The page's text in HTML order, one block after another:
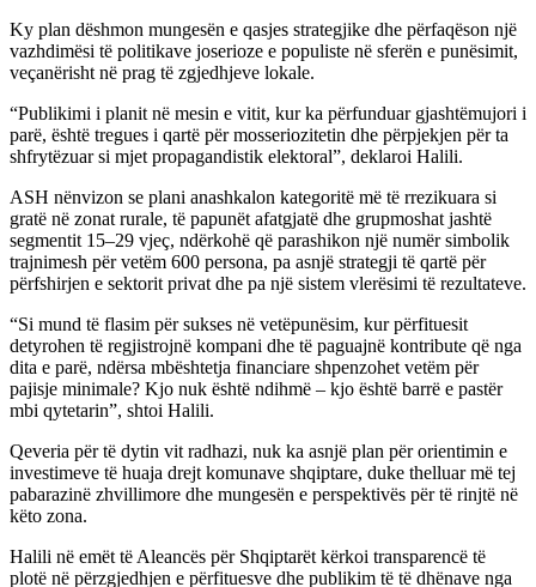
Ky plan dëshmon mungesën e qasjes strategjike dhe përfaqëson një
vazhdimësi të politikave joserioze e populiste në sferën e punësimit,
veçanërisht në prag të zgjedhjeve lokale.
“Publikimi i planit në mesin e vitit, kur ka përfunduar gjashtëmujori i
parë, është tregues i qartë për mosseriozitetin dhe përpjekjen për ta
shfrytëzuar si mjet propagandistik elektoral”, deklaroi Halili.
ASH nënvizon se plani anashkalon kategoritë më të rrezikuara si
gratë në zonat rurale, të papunët afatgjatë dhe grupmoshat jashtë
segmentit 15–29 vjeç, ndërkohë që parashikon një numër simbolik
trajnimesh për vetëm 600 persona, pa asnjë strategji të qartë për
përfshirjen e sektorit privat dhe pa një sistem vlerësimi të rezultateve.
“Si mund të flasim për sukses në vetëpunësim, kur përfituesit
detyrohen të regjistrojnë kompani dhe të paguajnë kontribute që nga
dita e parë, ndërsa mbështetja financiare shpenzohet vetëm për
pajisje minimale? Kjo nuk është ndihmë – kjo është barrë e pastër
mbi qytetarin”, shtoi Halili.
Qeveria për të dytin vit radhazi, nuk ka asnjë plan për orientimin e
investimeve të huaja drejt komunave shqiptare, duke thelluar më tej
pabarazinë zhvillimore dhe mungesën e perspektivës për të rinjtë në
këto zona.
Halili në emët të Aleancës për Shqiptarët kërkoi transparencë të
plotë në përzgjedhjen e përfituesve dhe publikim të të dhënave nga